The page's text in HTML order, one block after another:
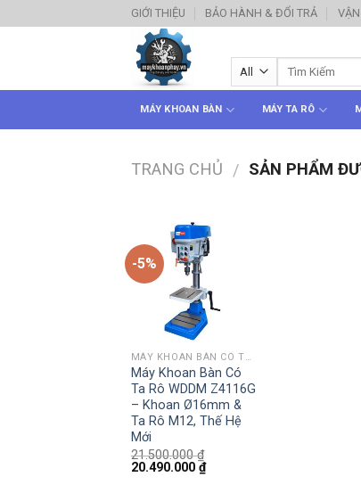
to
GIỚI THIỆU BẢO HÀNH & ĐỔI TRẢ
MÁY KHOAN BÀN MÁY TA RÔ
TRANG CHỦ / SẢN PHẨM
-5%
MÁY KHOAN BÀN CÓ TA RÔ
Máy Khoan Bàn Có
Ta Rô WDDM Z4116G
– Khoan Ø16mm &
Ta Rô M12, Thế Hệ
Mới
21.500.000₫
20.490.000 ₫